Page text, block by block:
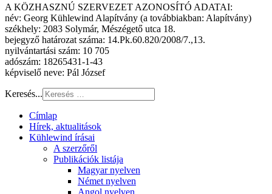
A KÖZHASZNÚ SZERVEZET AZONOSÍTÓ ADATAI:
név: Georg Kühlewind Alapítvány (a továbbiakban: Alapítvány)
székhely: 2083 Solymár, Mészégető utca 18.
bejegyző határozat száma: 14.Pk.60.820/2008/7.,13.
nyilvántartási szám: 10 705
adószám: 18265431-1-43
képviselő neve: Pál József
Keresés...
Címlap
Hírek, aktualitások
Kühlewind írásai
A szerzőről
Publikációk listája
Magyar nyelven
Német nyelven